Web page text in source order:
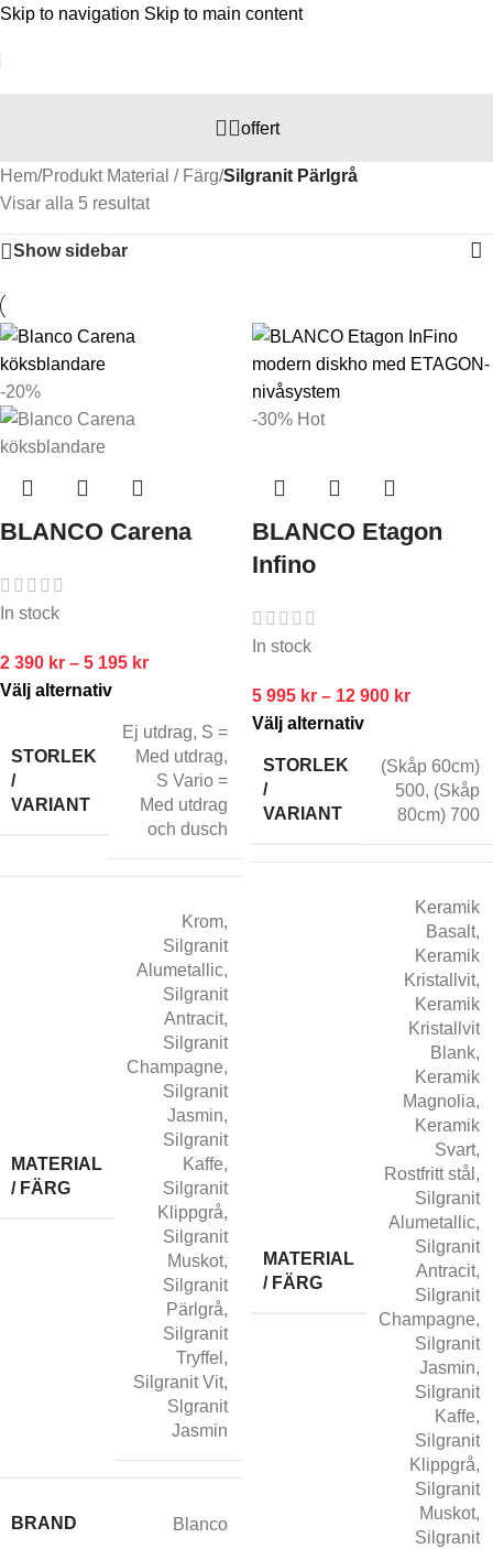
Skip to navigation Skip to main content
offert
Hem/Produkt Material / Färg/Silgranit Pärlgrå
Visar alla 5 resultat
Show sidebar
-20%
BLANCO Carena
In stock
2 390 kr – 5 195 kr
Välj alternativ
STORLEK
/
VARIANT
Ej utdrag, S =
Med utdrag,
S Vario =
Med utdrag
och dusch
MATERIAL
/ FÄRG
Krom,
Silgranit
Alumetallic,
Silgranit
Antracit,
Silgranit
Champagne,
Silgranit
Jasmin,
Silgranit
Kaffe,
Silgranit
Klippgrå,
Silgranit
Muskot,
Silgranit
Pärlgrå,
Silgranit
Tryffel ,
Silgranit Vit,
Slgranit
Jasmin
BRAND Blanco
-30% Hot
BLANCO Etagon
Infino
In stock
5 995 kr – 12 900 kr
Välj alternativ
STORLEK
/
VARIANT
(Skåp 60cm)
500, (Skåp
80cm) 700
MATERIAL
/ FÄRG
Keramik
Basalt,
Keramik
Kristallvit,
Keramik
Kristallvit
Blank,
Keramik
Magnolia,
Keramik
Svart,
Rostfritt stål ,
Silgranit
Alumetallic,
Silgranit
Antracit,
Silgranit
Champagne,
Silgranit
Jasmin,
Silgranit
Kaffe,
Silgranit
Klippgrå,
Silgranit
Muskot,
Silgranit